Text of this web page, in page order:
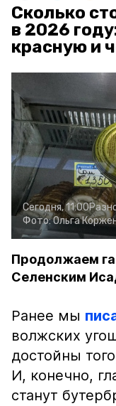
Сколько
в 2026
красную и
Сегодня, 11:00
Фото:Ольга
Продолжаем
Селенским
Ранее мы
волжских
достойны
И, конечно,
станут